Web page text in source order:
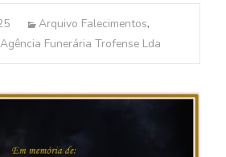
Arquivo Falecimentos,
Agência Funerária Trofense Lda